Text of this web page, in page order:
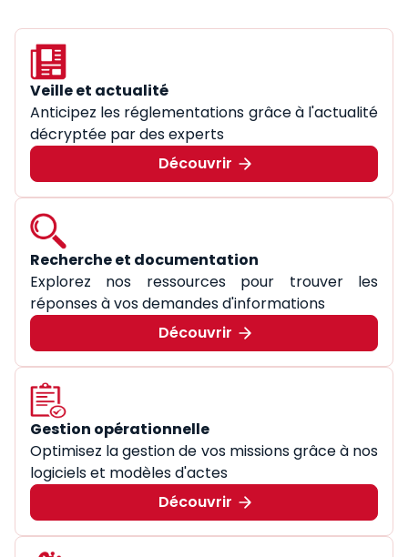
Veille et actualité
Anticipez les réglementations grâce à l'actualité
décryptée par des experts
Découvrir
Recherche et documentation
Explorez nos ressources pour trouver les
réponses à vos demandes d'informations
Découvrir
Gestion opérationnelle
Optimisez la gestion de vos missions grâce à nos
logiciels et modèles d'actes
Découvrir